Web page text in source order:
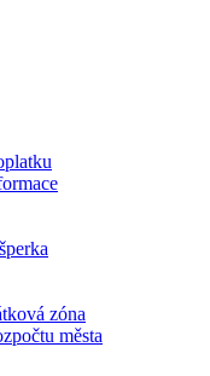
zóna
města